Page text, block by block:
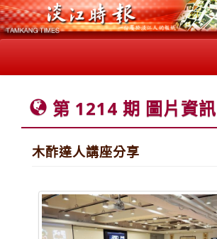
第 1214 期 圖片資訊
木酢達人講座分享